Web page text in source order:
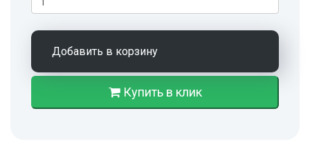
Добавить в корзину
Купить в клик